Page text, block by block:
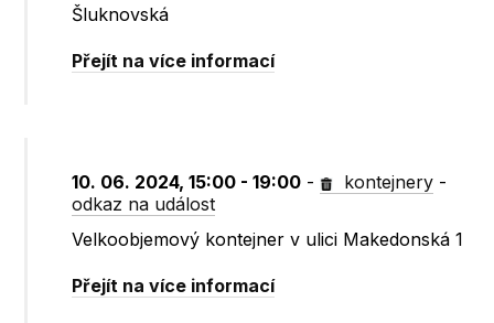
Šluknovská
Přejít na více informací
10. 06. 2024, 15:00 - 19:00 - kontejnery -
odkaz na událost
Velkoobjemový kontejner v ulici Makedonská 1
Přejít na více informací